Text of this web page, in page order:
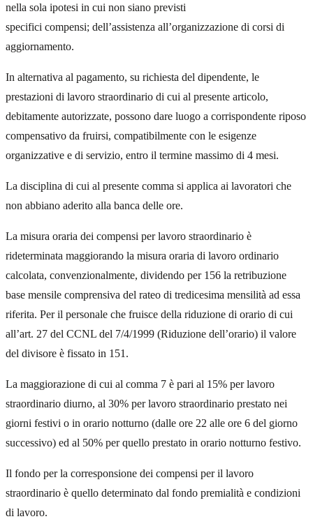
nella sola ipotesi in cui non siano previsti
specifici compensi; dell’assistenza all’organizzazione di corsi di
aggiornamento.
In alternativa al pagamento, su richiesta del dipendente, le
prestazioni di lavoro straordinario di cui al presente articolo,
debitamente autorizzate, possono dare luogo a corrispondente riposo
compensativo da fruirsi, compatibilmente con le esigenze
organizzative e di servizio, entro il termine massimo di 4 mesi.
La disciplina di cui al presente comma si applica ai lavoratori che
non abbiano aderito alla banca delle ore.
La misura oraria dei compensi per lavoro straordinario è
rideterminata maggiorando la misura oraria di lavoro ordinario
calcolata, convenzionalmente, dividendo per 156 la retribuzione
base mensile comprensiva del rateo di tredicesima mensilità ad essa
riferita. Per il personale che fruisce della riduzione di orario di cui
all’art. 27 del CCNL del 7/4/1999 (Riduzione dell’orario) il valore
del divisore è fissato in 151.
La maggiorazione di cui al comma 7 è pari al 15% per lavoro
straordinario diurno, al 30% per lavoro straordinario prestato nei
giorni festivi o in orario notturno (dalle ore 22 alle ore 6 del giorno
successivo) ed al 50% per quello prestato in orario notturno festivo.
Il fondo per la corresponsione dei compensi per il lavoro
straordinario è quello determinato dal fondo premialità e condizioni
di lavoro.